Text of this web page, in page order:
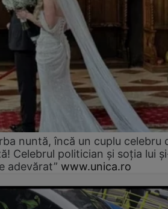
nuntă, încă un cuplu celebru
Celebrul politician și soția lui
adevărat” www.unica.ro